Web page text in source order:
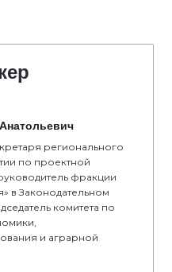
регионального
по проектной
фракции
в Законодательном
комитета по
и аграрной